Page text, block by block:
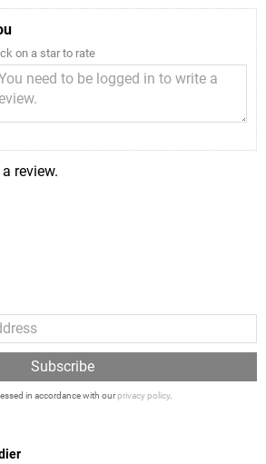
on a star to rate
review.
Subscribe
in accordance with ourprivacy policy.